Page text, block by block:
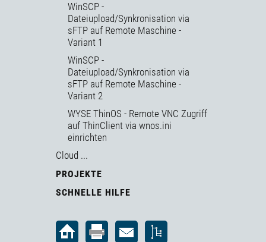
WinSCP -
Dateiupload/Synkronisation via
sFTP auf Remote Maschine -
Variant 1
WinSCP -
Dateiupload/Synkronisation via
sFTP auf Remote Maschine -
Variant 2
WYSE ThinOS - Remote VNC Zugriff
auf ThinClient via wnos.ini
einrichten
Cloud ...
PROJEKTE
SCHNELLE HILFE